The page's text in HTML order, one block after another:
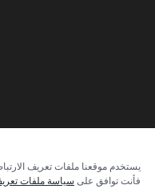
يستخدم موقعنا ملفات تعريف
فأنت توافق على سياسة ملفات